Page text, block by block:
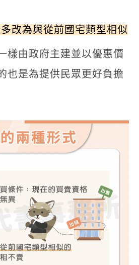
改為與從前國宅類型相似
樣由政府主建並以優惠價
也是為提供民眾更好負擔